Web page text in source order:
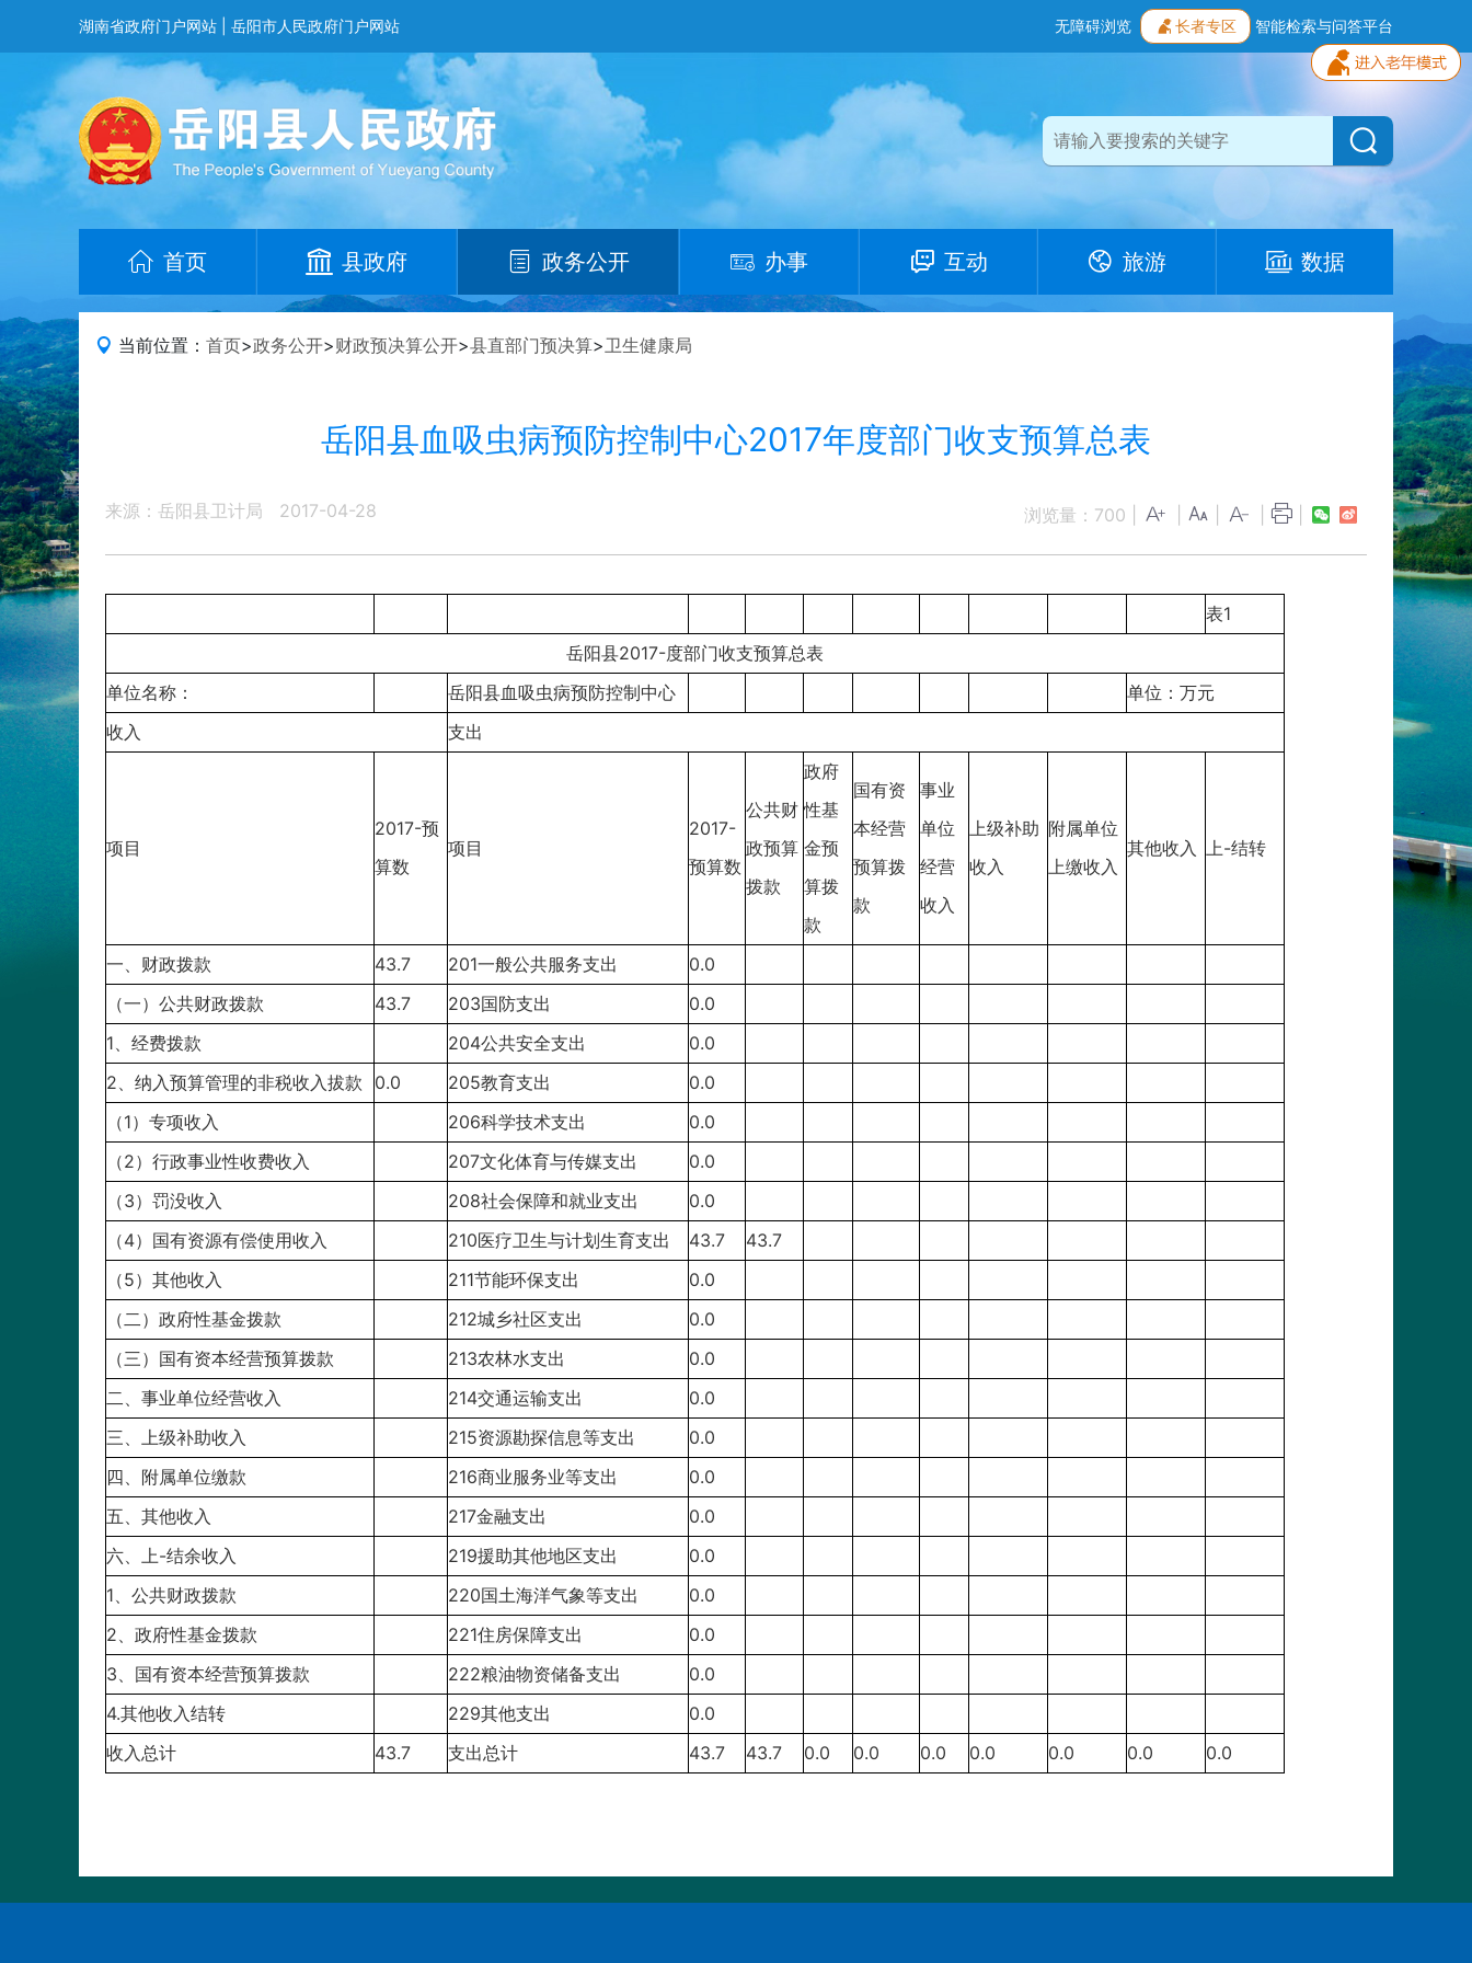
湖南省政府门户网站 岳阳市人民政府门户网站 无障碍浏览 长者专区 智能检索与问答平台
首页 县政府 政务公开 办事 互动 旅游 数据
当前位置： 首页>政务公开>财政预决算公开>县直部门预决算>卫生健康局
岳阳县血吸虫病预防控制中心2017年度部门收支预算总表
来源：岳阳县卫计局 2017-04-28 浏览量： 700
表1
岳阳县2017-度部门收支预算总表
单位名称：
岳阳县血吸虫病预防控制中心
单位：万元
收入
支出
项目
2017-预
算数
项目
2017-
预算数
公共财
政预算
拨款
政府
性基
金预
算拨
款
国有资
本经营
预算拨
款
事业
单位
经营
收入
上级补助
收入
附属单位
上缴收入
其他收入 上-结转
一、财政拨款 43.7 201一般公共服务支出
0.0
（一）公共财政拨款
43.7 203国防支出
0.0
1、经费拨款
204公共安全支出
0.0
2、纳入预算管理的非税收入拔款
0.0 205教育支出
0.0
（1）专项收入
206科学技术支出
0.0
（2）行政事业性收费收入
207文化体育与传媒支出
0.0
（3）罚没收入
208社会保障和就业支出
0.0
（4）国有资源有偿使用收入
210医疗卫生与计划生育支出 43.7
43.7
（5）其他收入
211节能环保支出
0.0
（二）政府性基金拨款
212城乡社区支出
0.0
（三）国有资本经营预算拨款
213农林水支出
0.0
二、事业单位经营收入
214交通运输支出
0.0
三、上级补助收入
215资源勘探信息等支出
0.0
四、附属单位缴款
216商业服务业等支出
0.0
五、其他收入
217金融支出
0.0
六、上-结余收入
219援助其他地区支出
0.0
1、公共财政拨款
220国土海洋气象等支出
0.0
2、政府性基金拨款
221住房保障支出
0.0
3、国有资本经营预算拨款
222粮油物资储备支出
0.0
4.其他收入结转
229其他支出
0.0
收入总计
43.7 支出总计 43.7 43.7 0.0 0.0 0.0 0.0 0.0 0.0 0.0